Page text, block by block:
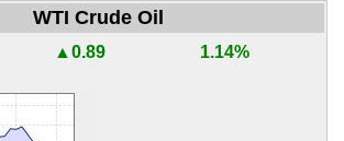
WTI Crude Oil
▲0.89 1.14%